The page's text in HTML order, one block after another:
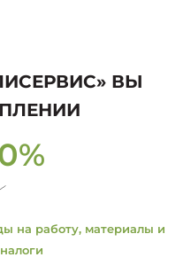
ВЫ
на работу, материалы и